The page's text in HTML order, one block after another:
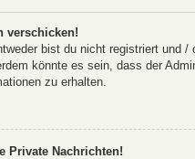
verschicken!
bist du nicht registriert und
könnte es sein, dass der
zu erhalten.
Private Nachrichten!